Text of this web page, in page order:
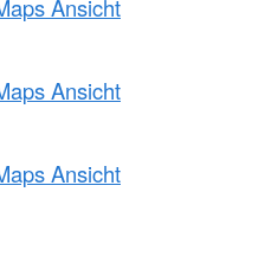
Ansicht
Ansicht
Ansicht